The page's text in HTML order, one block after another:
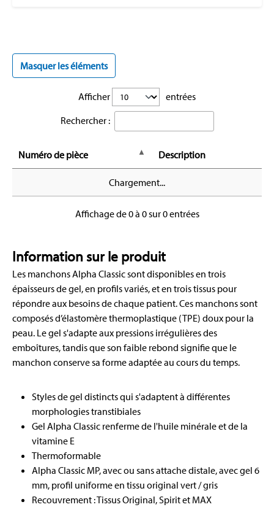
Masquer les éléments
Afficher
entrées
Rechercher :
Numéro de pièce Description
Chargement...
Affichage de 0 à 0 sur 0 entrées
Information sur le produit
Les manchons Alpha Classic sont disponibles en trois
épaisseurs de gel, en profils variés, et en trois tissus pour
répondre aux besoins de chaque patient. Ces manchons sont
composés d’élastomère thermoplastique (TPE) doux pour la
peau. Le gel s'adapte aux pressions irrégulières des
emboîtures, tandis que son faible rebond signifie que le
manchon conserve sa forme adaptée au cours du temps.
Styles de gel distincts qui s'adaptent à différentes
morphologies transtibiales
Gel Alpha Classic renferme de l'huile minérale et de la
vitamine E
Thermoformable
Alpha Classic MP, avec ou sans attache distale, avec gel 6
mm, profil uniforme en tissu original vert / gris
Recouvrement : Tissus Original, Spirit et MAX